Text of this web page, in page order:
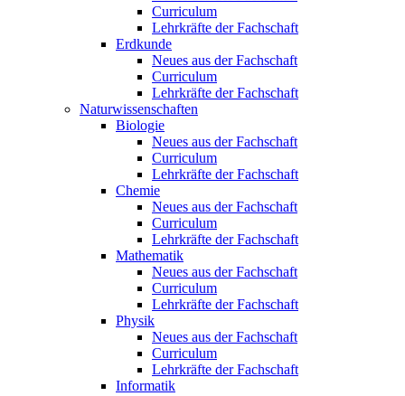
Curriculum
Lehrkräfte der Fachschaft
Erdkunde
Neues aus der Fachschaft
Curriculum
Lehrkräfte der Fachschaft
Naturwissenschaften
Biologie
Neues aus der Fachschaft
Curriculum
Lehrkräfte der Fachschaft
Chemie
Neues aus der Fachschaft
Curriculum
Lehrkräfte der Fachschaft
Mathematik
Neues aus der Fachschaft
Curriculum
Lehrkräfte der Fachschaft
Physik
Neues aus der Fachschaft
Curriculum
Lehrkräfte der Fachschaft
Informatik